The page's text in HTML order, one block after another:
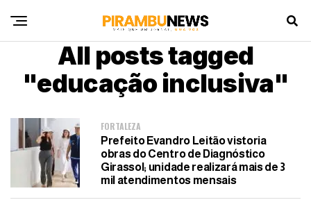
All posts tagged
"educação inclusiva"
FORTALEZA
Prefeito Evandro Leitão vistoria
obras do Centro de Diagnóstico
Girassol; unidade realizará mais de 3
mil atendimentos mensais